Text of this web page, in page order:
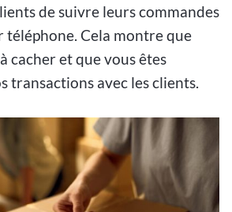
de suivre leurs commandes
téléphone. Cela montre que
cacher et que vous êtes
transactions avec les clients.